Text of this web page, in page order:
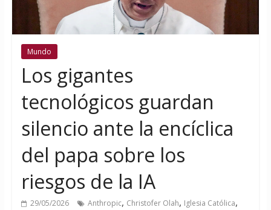
Mundo
Los gigantes
tecnológicos guardan
silencio ante la encíclica
del papa sobre los
riesgos de la IA
29/05/2026 Anthropic, Christofer Olah, Iglesia Católica,